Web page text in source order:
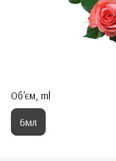
Об'єм, ml
6мл